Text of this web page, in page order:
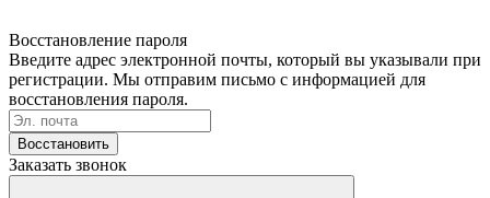
Восстановление пароля
Введите адрес электронной почты, который вы указывали при
регистрации. Мы отправим письмо с информацией для
восстановления пароля.
Восстановить
Заказать звонок